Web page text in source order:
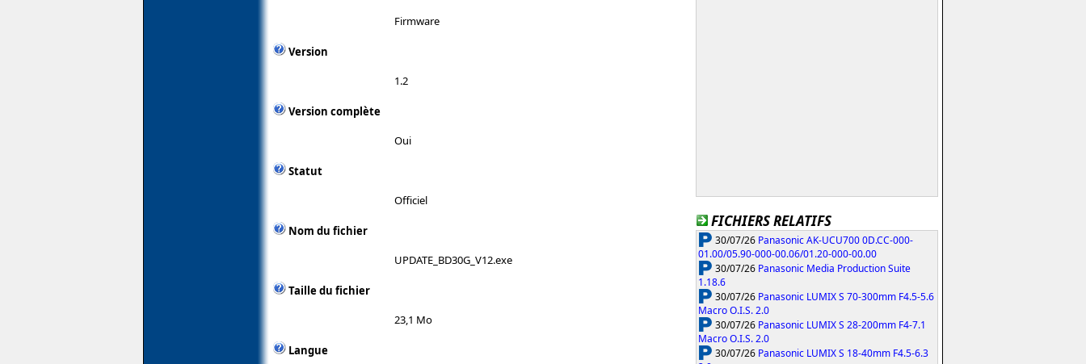
Firmware
Version
1.2
Version complète
Oui
Statut
Officiel
Nom du fichier
UPDATE_BD30G_V12.exe
Taille du fichier
23,1 Mo
Langue
FICHIERS RELATIFS
30/07/26 Panasonic AK-UCU700 0D.CC-000-
01.00/05.90-000-00.06/01.20-000-00.00
30/07/26 Panasonic Media Production Suite
1.18.6
30/07/26 Panasonic LUMIX S 70-300mm F4.5-5.6
Macro O.I.S. 2.0
30/07/26 Panasonic LUMIX S 28-200mm F4-7.1
Macro O.I.S. 2.0
30/07/26 Panasonic LUMIX S 18-40mm F4.5-6.3